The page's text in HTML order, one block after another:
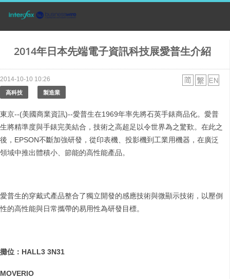
2014年日本先端電子資訊科技展愛普生介紹
2014-10-10 10:26
高科技 製造業
東京--(美國商業資訊)--愛普生在1969年率先將石英手錶商品化。愛普
生將精準度與手錶完美結合，技術之高超足以令世界為之驚歎。在此之
後，EPSON不斷加強研發，從印表機、投影機到工業用機器，在廣泛
領域中推出體積小、節能的高性能產品。
愛普生的穿戴式產品整合了獨立開發的感應技術與微顯示技術，以壓倒
性的高性能與日常攜帶的易用性為研發目標。
攤位： HALL3 3N31
MOVERIO